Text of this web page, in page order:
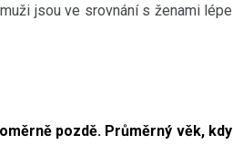
jsou ve srovnání s ženami lépe
pozdě. Průměrný věk, kdy